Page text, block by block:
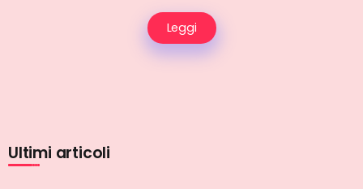
Leggi
Ultimi articoli